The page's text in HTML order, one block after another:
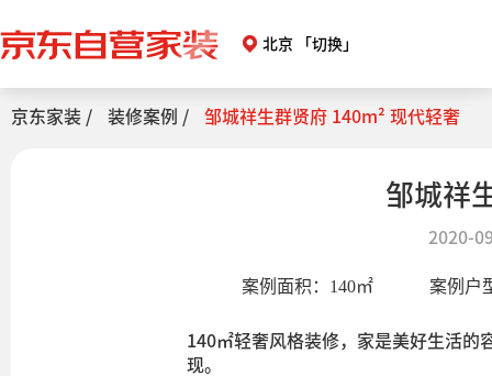
北京 「切换」
京东家装 / 装修案例 / 邹城祥生群贤府 140m² 现代轻奢
邹城祥
2020-
案例面积： 140㎡ 案例户
140㎡轻奢风格装修，家是美好生活的
现。